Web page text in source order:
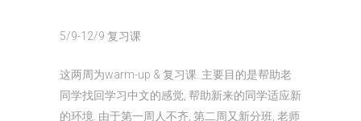
5/9-12/9 复习课
这两周为warm-up & 复习课. 主要目的是帮助老
同学找回学习中文的感觉, 帮助新来的同学适应新
的环境. 由于第一周人不齐, 第二周又新分班, 老师